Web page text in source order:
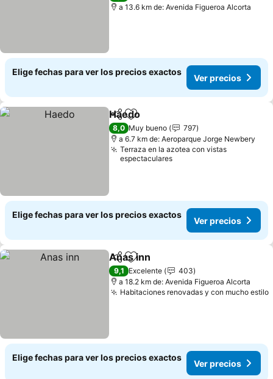
a 13.6 km de: Avenida Figueroa Alcorta
Elige fechas para ver los precios exactos
Ver precios
CompartirAgregar a favoritos
Haedo
8,0 Muy bueno
797
a 6.7 km de: Aeroparque Jorge Newbery
Terraza en la azotea con vistas
espectaculares
Elige fechas para ver los precios exactos
Ver precios
CompartirAgregar a favoritos
Anas inn
9,1 Excelente
403
a 18.2 km de: Avenida Figueroa Alcorta
Habitaciones renovadas y con mucho estilo
Elige fechas para ver los precios exactos
Ver precios